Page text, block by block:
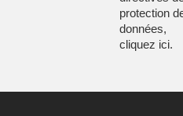
protection
données,
cliquez ici.